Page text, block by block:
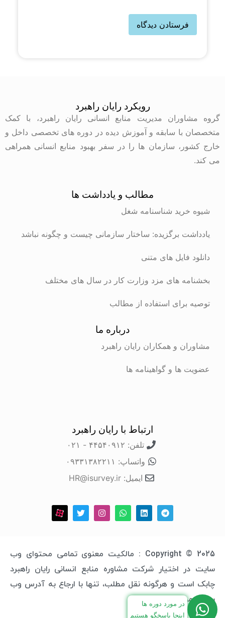
رویکرد رایان راهبرد
گروه مشاوران مدیریت منابع انسانی رایان راهبرد، با کمک
متخصصان با سابقه و آموزش دیده در دوره های تخصصی داخل و
خارج کشور، سازمان ها را در سفر بهبود منابع انسانی همراهی
می کند.
مطالب و یادداشت ها
شیوه خرید شناسنامه شغل
یادداشت برگزیده: ساختار سازمانی چیست و چگونه نباشد
دانلود فایل های متنی
بخشنامه های مزد وزارت کار در سال های مختلف
توصیه برای استفاده از مطالب
درباره ما
مشاوران و همکاران رایان راهبرد
عضویت ها و گواهینامه ها
ارتباط با رایان راهبرد
تلفن: ۴۴۵۴۰۹۱۲ - ۰۲۱
واتساپ: ۰۹۳۳۱۳۸۲۲۱۱
ایمیل: HR@isurvey.ir
Copyright © 2025 : مالکیت معنوی تمامی محتوای وب
سایت در اختیار شرکت مشاوره منابع انسانی رایان راهبرد
چابک است و هرگونه نقل مطلب، تنها با ارجاع به آدرس وب
سایت مجاز خواهد بود.
در مورد دوره ها
اینجا پاسخگو هستیم